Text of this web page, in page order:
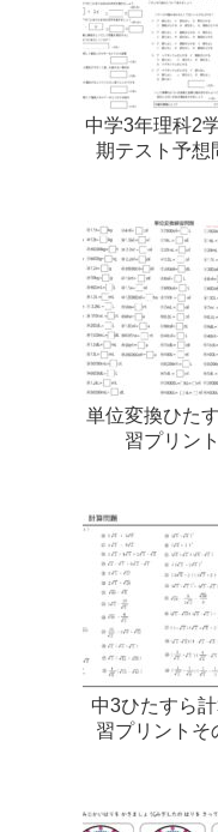
中学3年理科2
期テスト予想
単位変換ひた
習プリント
中3ひたすら
習プリント